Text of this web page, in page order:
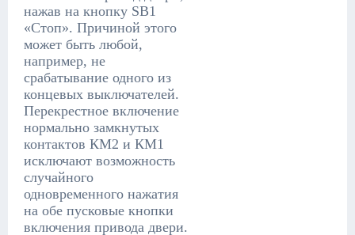
нажав на кнопку SB1
«Стоп». Причиной этого
может быть любой,
например, не
срабатывание одного из
концевых выключателей.
Перекрестное включение
нормально замкнутых
контактов КМ2 и КМ1
исключают возможность
случайного
одновременного нажатия
на обе пусковые кнопки
включения привода двери.